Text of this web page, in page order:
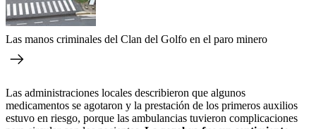
Las manos criminales del Clan del Golfo en el paro minero
Las administraciones locales describieron que algunos
medicamentos se agotaron y la prestación de los primeros auxilios
estuvo en riesgo, porque las ambulancias tuvieron complicaciones